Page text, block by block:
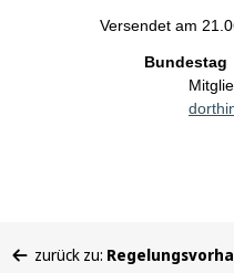
Versendet am
Bundestag
befinden
zurück zu: